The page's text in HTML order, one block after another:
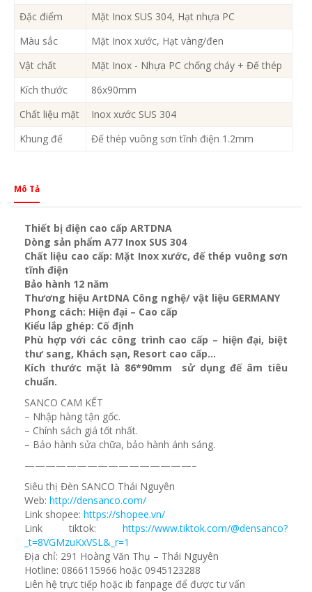
Đặc điểm
Mặt Inox SUS 304, Hạt nhựa PC
Màu sắc
Mặt Inox xước, Hạt vàng/đen
Vật chất
Mặt Inox - Nhựa PC chống cháy + Đế thép
Kích thước
86x90mm
Chất liệu mặt
Inox xước SUS 304
Khung đế
Đế thép vuông sơn tĩnh điện 1.2mm
Mô Tả
Thiết bị điện cao cấp ARTDNA
Dòng sản phẩm A77 Inox SUS 304
Chất liệu cao cấp: Mặt Inox xước, đế thép vuông sơn
tĩnh điện
Bảo hành 12 năm
Thương hiệu ArtDNA Công nghệ/ vật liệu GERMANY
Phong cách: Hiện đại – Cao cấp
Kiểu lắp ghép: Cố định
Phù hợp với các công trình cao cấp – hiện đại, biệt
thư sang, Khách sạn, Resort cao cấp…
Kích thước mặt là 86*90mm sử dụng đế âm tiêu
chuẩn.
SANCO CAM KẾT
– Nhập hàng tận gốc.
– Chính sách giá tốt nhất.
– Bảo hành sửa chữa, bảo hành ánh sáng.
————————————————–
Siêu thị Đèn SANCO Thái Nguyên
Web: http://densanco.com/
Link shopee: https://shopee.vn/
Link tiktok: https://www.tiktok.com/@densanco?
_t=8VGMzuKxVSL&_r=1
Địa chỉ: 291 Hoàng Văn Thụ – Thái Nguyên
Hotline: 0866115966 hoặc 0945123288
Liên hệ trực tiếp hoặc ib fanpage để được tư vấn